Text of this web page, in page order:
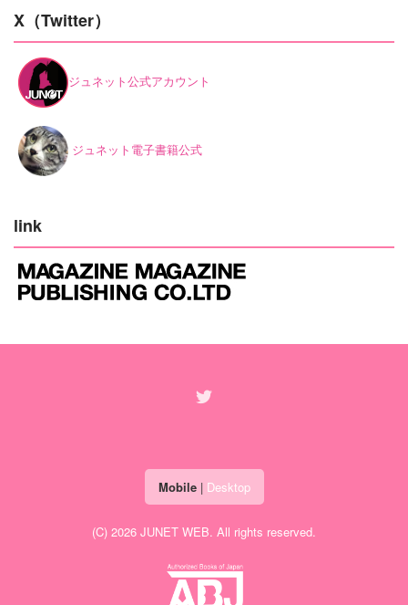
X（Twitter）
ジュネット公式アカウント
ジュネット電子書籍公式
link
Mobile| Desktop
(C) 2026 JUNET WEB. All rights reserved.